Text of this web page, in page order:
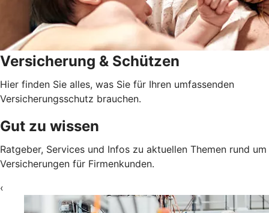
Versicherung & Schützen
Hier finden Sie alles, was Sie für Ihren umfassenden
Versicherungsschutz brauchen.
Gut zu wissen
Ratgeber, Services und Infos zu aktuellen Themen rund um
Versicherungen für Firmenkunden.
‹